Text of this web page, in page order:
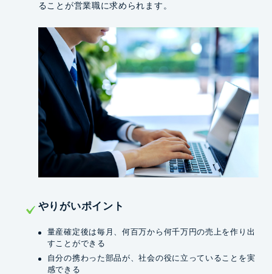
ることが営業職に求められます。
やりがいポイント
量産確定後は毎月、何百万から何千万円の売上を作り出
すことができる
自分の携わった部品が、社会の役に立っていることを実
感できる